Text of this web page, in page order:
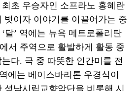
초 우승자인 소프라노 홍혜란
벗이자 이야기를 이끌어가는 중
‘달’ 역에는 뉴욕 메트로폴리탄
서 주역으로 활발하게 활동 중
는다. 극 중 따뜻한 인간미를 전
역에는 베이스바리톤 우경식이
성남시립교향악단을 비롯해 시